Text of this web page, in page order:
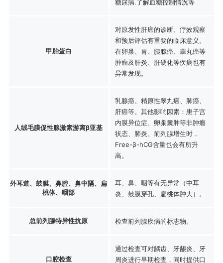
糖尿病.了解血糖控制情况等
甲胎蛋白
对原发性肝癌的诊断、疗效观察
和预后评估有重要的临床意义。
在卵巢、胃、胰腺癌、睾丸癌等
肿瘤及肝炎、肝硬化等疾病也有
异常发现。
人绒毛膜促性腺激素游离β亚基
乳腺癌、精原性睾丸癌、肺癌、
肝癌等。其他影响因素：患子宫
内膜异位症、卵巢囊肿等非肿瘤
状态、肺炎、前列腺增生时，
Free-β-hCG含量也会有所升
高。
外耳道、鼓膜、鼻腔、鼻中隔、扁
桃体、咽部
耳、鼻、咽等有无异常（中耳
炎、鼓膜穿孔、扁桃体肿大）。
总前列腺特异性抗原 检查前列腺疾病的标志物。
口腔检查
通过检查可对龋齿、牙龈炎、牙
周炎进行早期检查，同时提供口